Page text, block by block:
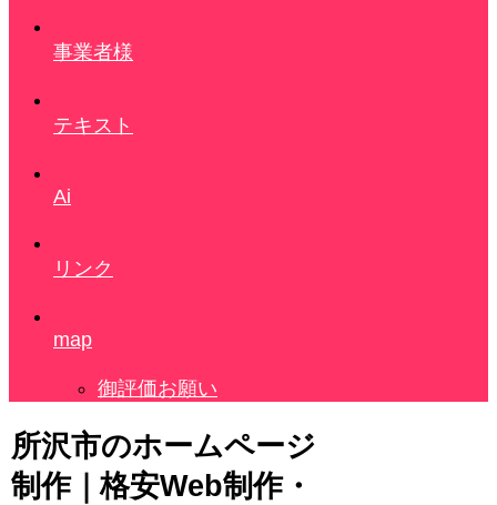
事業者様
テキスト
Ai
リンク
map
御評価お願い
所沢市のホームページ
制作｜格安Web制作・